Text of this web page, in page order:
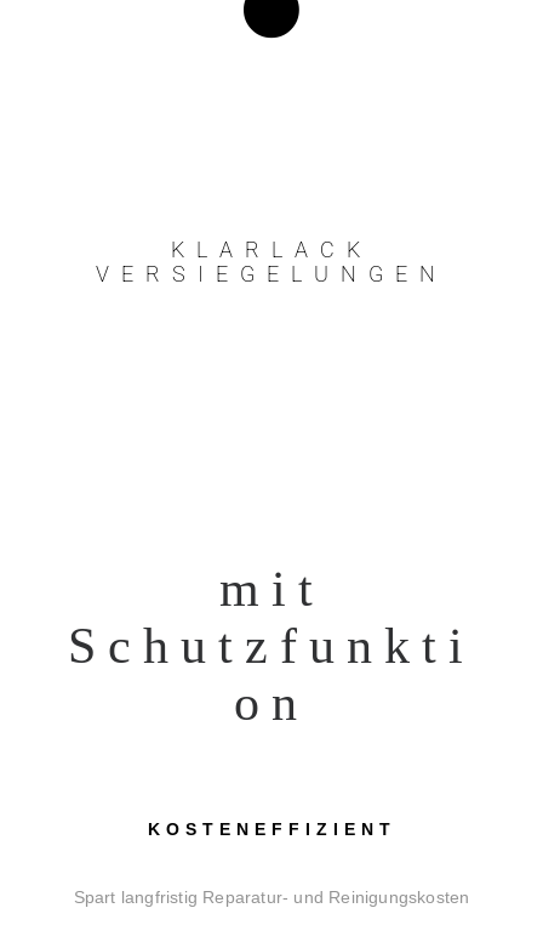
KLARLACK
VERSIEGELUNGEN
mit
Schutzfunkti
on
KOSTENEFFIZIENT
Spart langfristig Reparatur- und Reinigungskosten